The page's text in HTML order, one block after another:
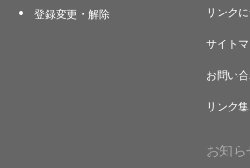
登録変更・解除
リンク
サイト
お問い
リンク集
お知ら